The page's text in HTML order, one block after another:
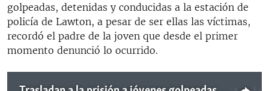
golpeadas, detenidas y conducidas a la estación de
policía de Lawton, a pesar de ser ellas las víctimas,
recordó el padre de la joven que desde el primer
momento denunció lo ocurrido.